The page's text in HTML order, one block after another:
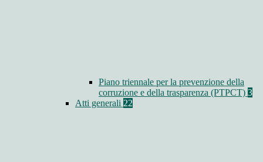
Piano triennale per la prevenzione della
corruzione e della trasparenza (PTPCT) 3
Atti generali 22